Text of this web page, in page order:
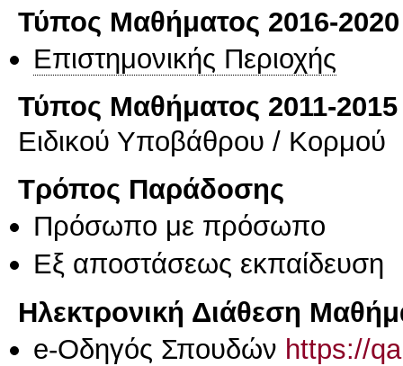
Τύπος Μαθήματος 2016-2020
Επιστημονικής Περιοχής
Τύπος Μαθήματος 2011-2015
Ειδικού Υποβάθρου / Κορμού
Τρόπος Παράδοσης
Πρόσωπο με πρόσωπο
Eξ απoστάσεως εκπαίδευση
Ηλεκτρονική Διάθεση
e-Οδηγός Σπουδών https://